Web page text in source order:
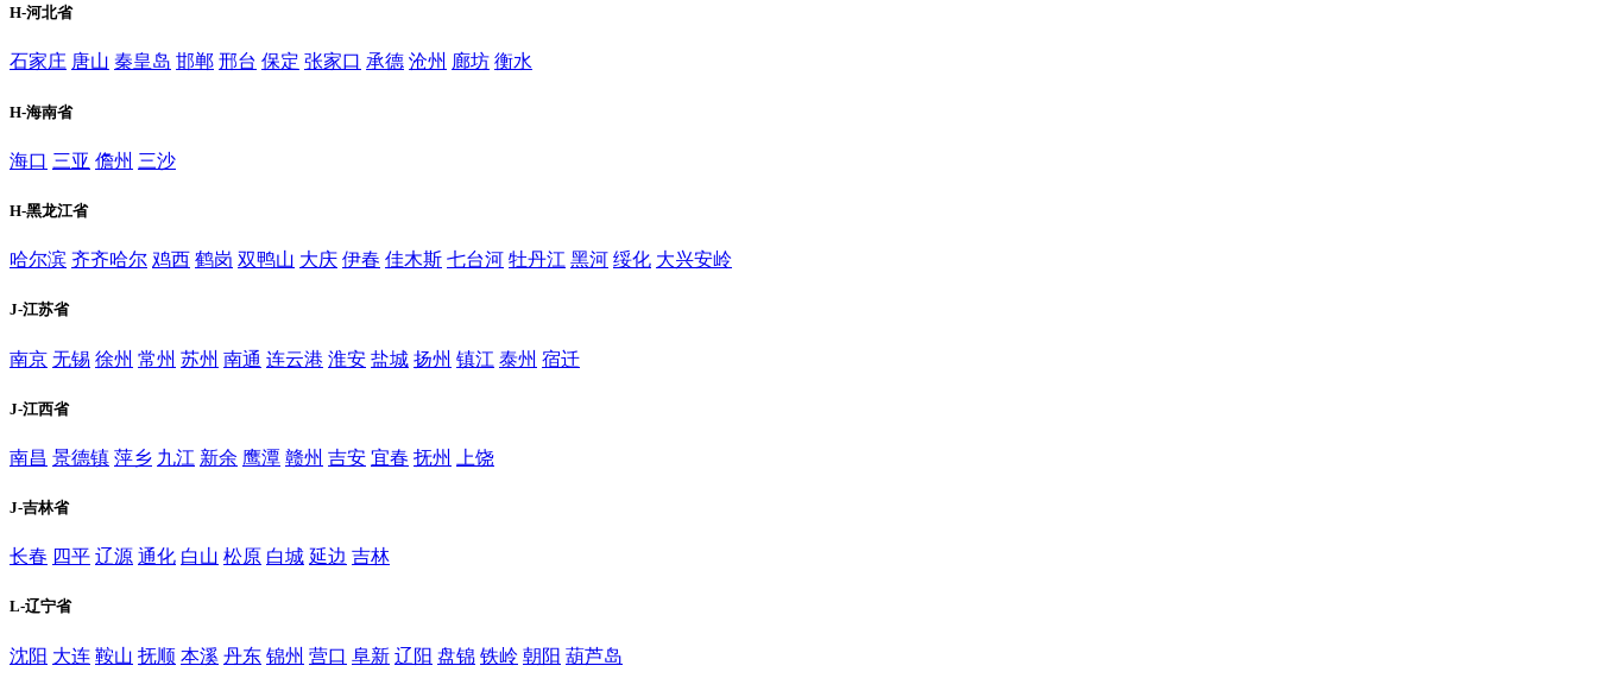
H-河北省
石家庄 唐山 秦皇岛 邯郸 邢台 保定 张家口 承德 沧州 廊坊 衡水
H-海南省
海口 三亚 儋州 三沙
H-黑龙江省
哈尔滨 齐齐哈尔 鸡西 鹤岗 双鸭山 大庆 伊春 佳木斯 七台河 牡丹江 黑河 绥化 大兴安岭
J-江苏省
南京 无锡 徐州 常州 苏州 南通 连云港 淮安 盐城 扬州 镇江 泰州 宿迁
J-江西省
南昌 景德镇 萍乡 九江 新余 鹰潭 赣州 吉安 宜春 抚州 上饶
J-吉林省
长春 四平 辽源 通化 白山 松原 白城 延边 吉林
L-辽宁省
沈阳 大连 鞍山 抚顺 本溪 丹东 锦州 营口 阜新 辽阳 盘锦 铁岭 朝阳 葫芦岛